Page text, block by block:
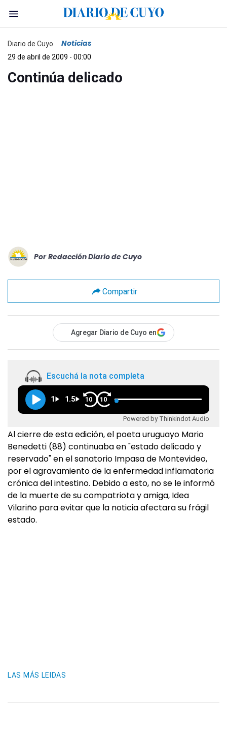
Diario de Cuyo Noticias
29 de abril de 2009 - 00:00
Continúa delicado
Por Redacción Diario de Cuyo
Compartir
Agregar Diario de Cuyo en
Escuchá la nota completa
1 1.5 10 10
Powered by Thinkindot Audio
Al cierre de esta edición, el poeta uruguayo Mario
Benedetti (88) continuaba en "estado delicado y
reservado" en el sanatorio Impasa de Montevideo,
por el agravamiento de la enfermedad inflamatoria
crónica del intestino. Debido a esto, no se le informó
de la muerte de su compatriota y amiga, Idea
Vilariño para evitar que la noticia afectara su frágil
estado.
LAS MÁS LEIDAS